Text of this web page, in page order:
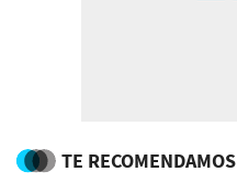
TE RECOMENDAMOS